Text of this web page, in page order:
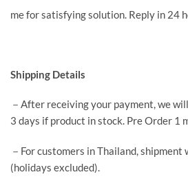
me for satisfying solution. Reply in 24
Shipping Details
－After receiving your payment, we
3 days if product in stock. Pre Order 1
－For customers in Thailand,
(holidays excluded).